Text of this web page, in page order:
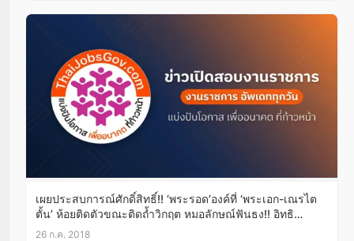
เผยประสบการณ์ศักดิ์สิทธิ์!! ‘พระรอด’องค์ที่ ‘พระเอก-เณรไต
ตั้น’ ห้อยติดตัวขณะติดถ้ำวิกฤต หมอลักษณ์ฟันธง!! อิทธิ
ปาฏิหาริย์มีมาก!!(มีคลิป)
26 ก.ค. 2018